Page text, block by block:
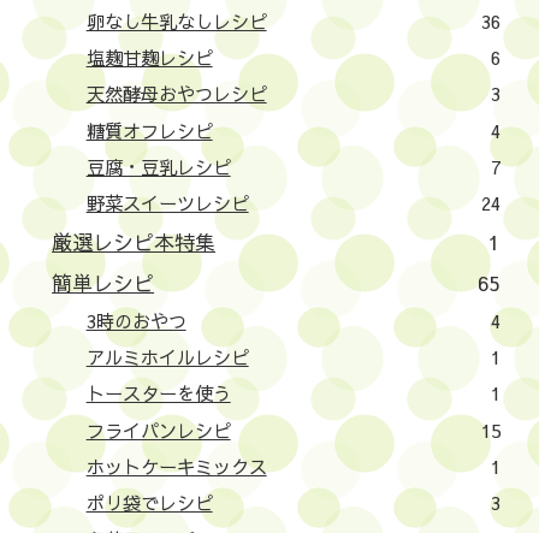
卵なし牛乳なしレシピ
36
塩麹甘麹レシピ
6
天然酵母おやつレシピ
3
糖質オフレシピ
4
豆腐・豆乳レシピ
7
野菜スイーツレシピ
24
厳選レシピ本特集
1
簡単レシピ
65
3時のおやつ
4
アルミホイルレシピ
1
トースターを使う
1
フライパンレシピ
15
ホットケーキミックス
1
ポリ袋でレシピ
3